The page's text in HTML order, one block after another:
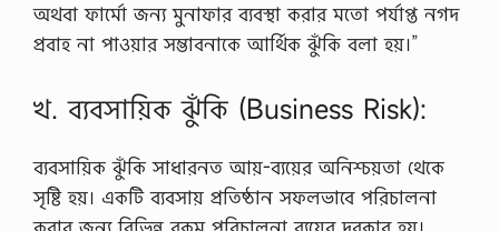
য়
অথবা ফার্মো জন্য মুনাফার ব্যবস্থা করার মতো পর্যাপ্ত নগদ
প্রবাহ না পাওয়ার সম্ভাবনাকে আর্থিক ঝুঁকি বলা হয়।”
খ. ব্যবসায়িক ঝুঁকি (Business Risk):
ব্যবসায়িক ঝুঁকি সাধারনত আয়-ব্যয়ের অনিশ্চয়তা থেকে
সৃষ্টি হয়। একটি ব্যবসায় প্রতিষ্ঠান সফলভাবে পরিচালনা